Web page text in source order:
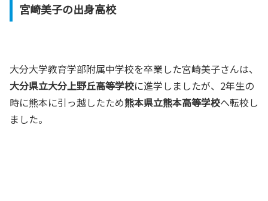
宮崎美子の出身高校
大分大学教育学部附属中学校を卒業した宮崎美子さんは、
大分県立大分上野丘高等学校に進学しましたが、2年生の
時に熊本に引っ越したため熊本県立熊本高等学校へ転校し
ました。